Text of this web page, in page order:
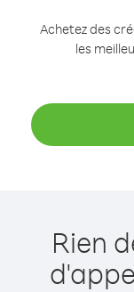
Achetez des
les
Rien